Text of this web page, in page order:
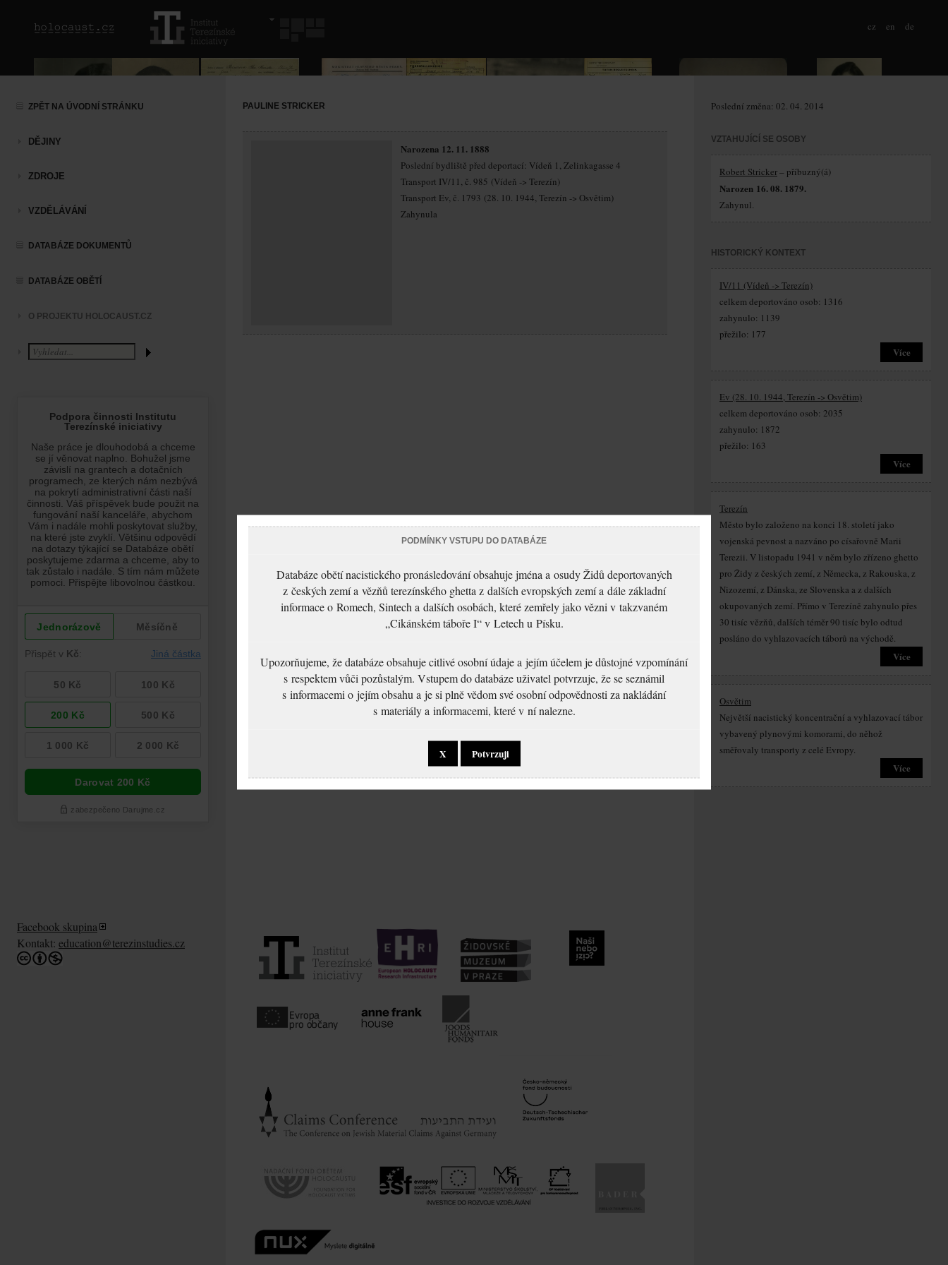
cz en de
ZPĚT NA ÚVODNÍ STRÁNKU
DĚJINY
ZDROJE
VZDĚLÁVÁNÍ
DATABÁZE DOKUMENTŮ
DATABÁZE OBĚTÍ
O PROJEKTU HOLOCAUST.CZ
PAULINE STRICKER
Narozena 12. 11. 1888
Poslední bydliště před deportací: Vídeň 1, Zelinkagasse 4
Transport IV/11, č. 985 (Vídeň -> Terezín)
Transport Ev, č. 1793 (28. 10. 1944, Terezín -> Osvětim)
Zahynula
Poslední změna: 02. 04. 2014
VZTAHUJÍCÍ SE OSOBY
Robert Stricker– příbuzný(á)
Narozen 16. 08. 1879.
Zahynul.
HISTORICKÝ KONTEXT
IV/11 (Vídeň -> Terezín)
celkem deportováno osob: 1316
zahynulo: 1139
přežilo: 177
Více
Ev (28. 10. 1944, Terezín -> Osvětim)
celkem deportováno osob: 2035
zahynulo: 1872
přežilo: 163
Více
Terezín
Město bylo založeno na konci 18. století jako
vojenská pevnost a nazváno po císařovně Marii
Terezii. V listopadu 1941 v něm bylo zřízeno ghetto
pro Židy z českých zemí, z Německa, z Rakouska, z
Nizozemí, z Dánska, ze Slovenska a z dalších
okupovaných zemí. Přímo v Terezíně zahynulo přes
30 tisíc vězňů, dalších téměr 90 tisíc bylo odtud
posláno do vyhlazovacích táborů na východě.
Více
Osvětim
Největší nacistický koncentrační a vyhlazovací tábor
vybavený plynovými komorami, do něhož
směřovaly transporty z celé Evropy.
Více
Facebook skupina
Kontakt: education@terezinstudies.cz
PODMÍNKY VSTUPU DO DATABÁZE
Databáze obětí nacistického pronásledování obsahuje jména a osudy Židů deportovaných
z českých zemí a vězňů terezínského ghetta z dalších evropských zemí a dále základní
informace o Romech, Sintech a dalších osobách, které zemřely jako vězni v takzvaném
„Cikánském táboře I“ v Letech u Písku.
Upozorňujeme, že databáze obsahuje citlivé osobní údaje a jejím účelem je důstojné vzpomínání
s respektem vůči pozůstalým. Vstupem do databáze uživatel potvrzuje, že se seznámil
s informacemi o jejím obsahu a je si plně vědom své osobní odpovědnosti za nakládání
s materiály a informacemi, které v ní nalezne.
X Potvrzuji